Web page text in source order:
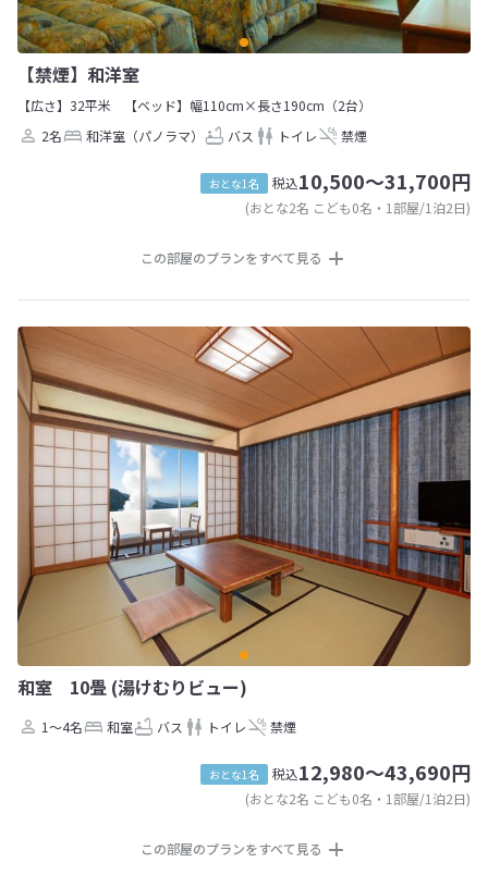
【禁煙】和洋室
【広さ】32平米
【ベッド】幅110cm×長さ190cm（2台）
2名
和洋室（パノラマ） バス トイレ 禁煙
おとな1名 税込10,500～31,700円
(おとな2名 こども0名・1部屋/1泊2日)
この部屋のプランをすべて見る
和室 10畳 (湯けむりビュー)
1～4名 和室 バス トイレ 禁煙
おとな1名 税込12,980～43,690円
(おとな2名 こども0名・1部屋/1泊2日)
この部屋のプランをすべて見る